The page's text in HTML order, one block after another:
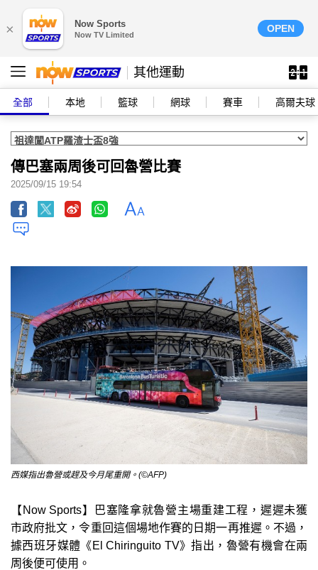
× Now Sports
Now TV Limited
OPEN
其他運動
全部 本地 籃球 網球 賽車 高爾夫球
傳巴塞兩周後可回魯營比賽
2025/09/15 19:54
西媒指出魯營或趕及今月尾重開。(©AFP)
【Now Sports】巴塞隆拿就魯營主場重建工程，遲遲未獲
市政府批文，令重回這個場地作賽的日期一再推遲。不過，
據西班牙媒體《El Chiringuito TV》指出，魯營有機會在兩
周後便可使用。